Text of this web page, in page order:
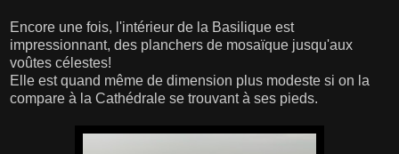
Encore une fois, l'intérieur de la Basilique est
impressionnant, des planchers de mosaïque jusqu'aux
voûtes célestes!
Elle est quand même de dimension plus modeste si on la
compare à la Cathédrale se trouvant à ses pieds.